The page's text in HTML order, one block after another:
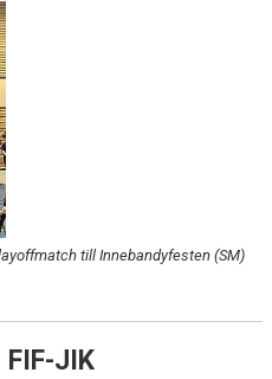
till Innebandyfesten (SM)
JIK